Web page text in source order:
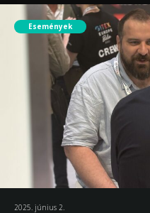
Események
2025. június 2.